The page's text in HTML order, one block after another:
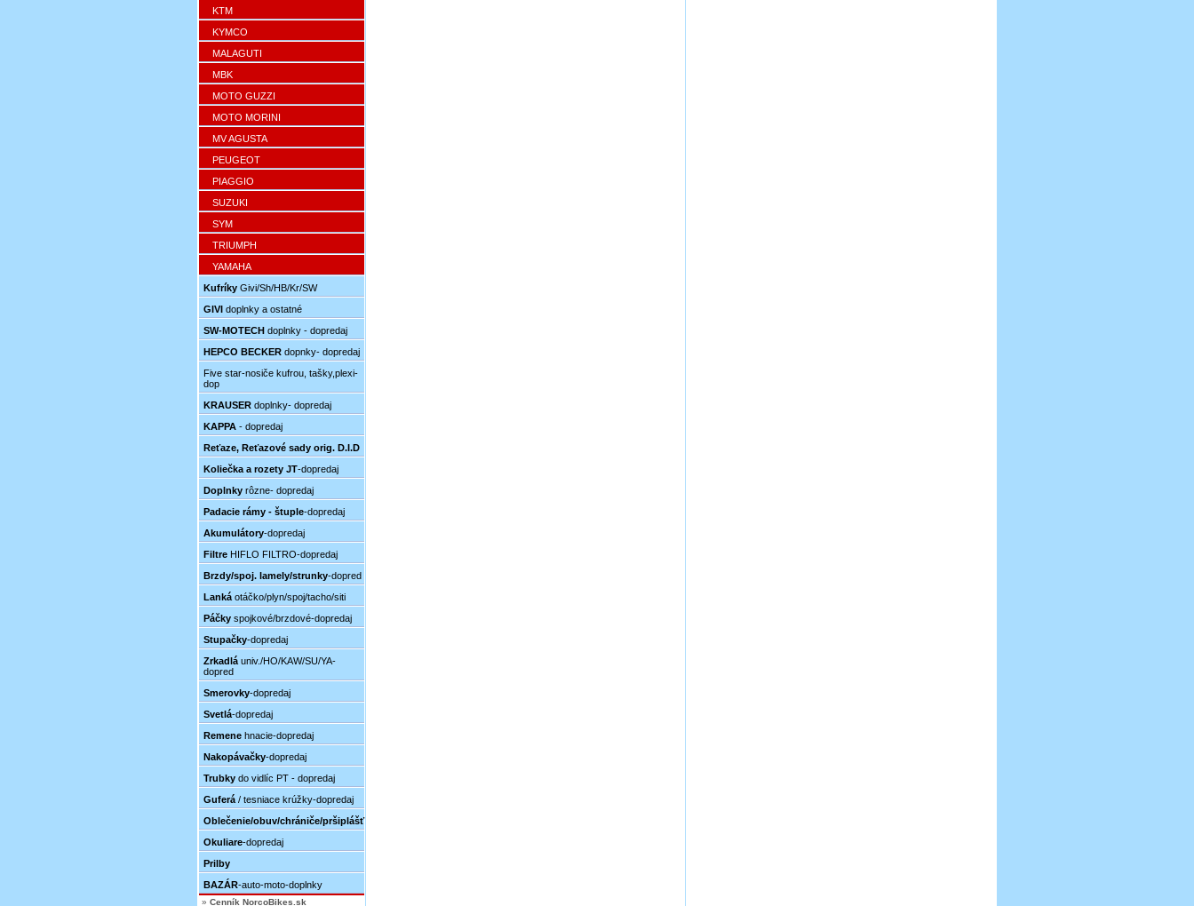
KTM
KYMCO
MALAGUTI
MBK
MOTO GUZZI
MOTO MORINI
MV AGUSTA
PEUGEOT
PIAGGIO
SUZUKI
SYM
TRIUMPH
YAMAHA
Kufríky Givi/Sh/HB/Kr/SW
GIVI doplnky a ostatné
SW-MOTECH doplnky - dopredaj
HEPCO BECKER dopnky- dopredaj
Five star-nosiče kufrou, tašky,plexi-
dop
KRAUSER doplnky- dopredaj
KAPPA - dopredaj
Reťaze, Reťazové sady orig. D.I.D
Koliečka a rozety JT-dopredaj
Doplnky rôzne- dopredaj
Padacie rámy - štuple-dopredaj
Akumulátory-dopredaj
Filtre HIFLO FILTRO-dopredaj
Brzdy/spoj. lamely/strunky-dopred
Lanká otáčko/plyn/spoj/tacho/siti
Páčky spojkové/brzdové-dopredaj
Stupačky-dopredaj
Zrkadlá univ./HO/KAW/SU/YA-
dopred
Smerovky-dopredaj
Svetlá-dopredaj
Remene hnacie-dopredaj
Nakopávačky-dopredaj
Trubky do vidlíc PT - dopredaj
Guferá / tesniace krúžky-dopredaj
Oblečenie/obuv/chrániče/pršiplášť
Okuliare-dopredaj
Prilby
BAZÁR-auto-moto-doplnky
» Cenník NorcoBikes.sk